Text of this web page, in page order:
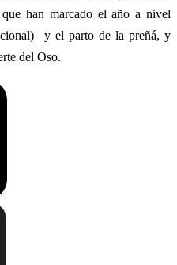
han marcado el año a nivel
y el parto de la preñá, y
del Oso.